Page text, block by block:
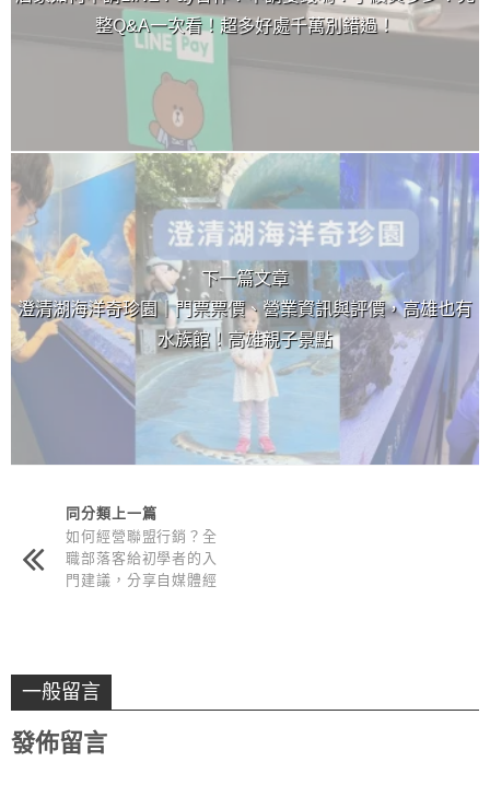
整Q&A一次看！超多好處千萬別錯過！
下一篇文章
澄清湖海洋奇珍園｜門票票價、營業資訊與評價，高雄也有
水族館！高雄親子景點
同分類上一篇
如何經營聯盟行銷？全
職部落客給初學者的入
門建議，分享自媒體經
一般留言
發佈留言